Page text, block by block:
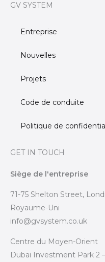
GV SYSTEM
Entreprise
Nouvelles
Projets
Code de conduite
Politique de
GET IN TOUCH
Siège de l'entreprise
71-75 Shelton Street,
Royaume-Uni
info@gvsystem.co.uk
Centre du Moyen-Orient
Dubai Investment Park 2